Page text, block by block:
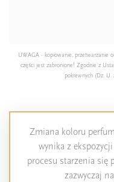
UWAGA - kopiowanie, przetwarzanie
części jest zabronione! Zgodnie z
pokrewnych (Dz.
Zmiana koloru
wynika z
procesu starzenia się
zazwyczaj